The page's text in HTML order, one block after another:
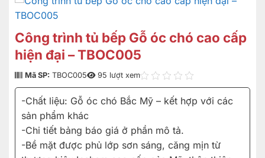
Công trình tủ bếp Gỗ óc chó cao cấp
hiện đại – TBOC005
Mã SP: TBOC005 95 lượt xem
-Chất liệu: Gỗ óc chó Bắc Mỹ – kết hợp với các
sản phẩm khác
-Chi tiết bảng báo giá ở phần mô tả.
-Bề mặt được phủ lớp sơn sáng, căng mịn từ